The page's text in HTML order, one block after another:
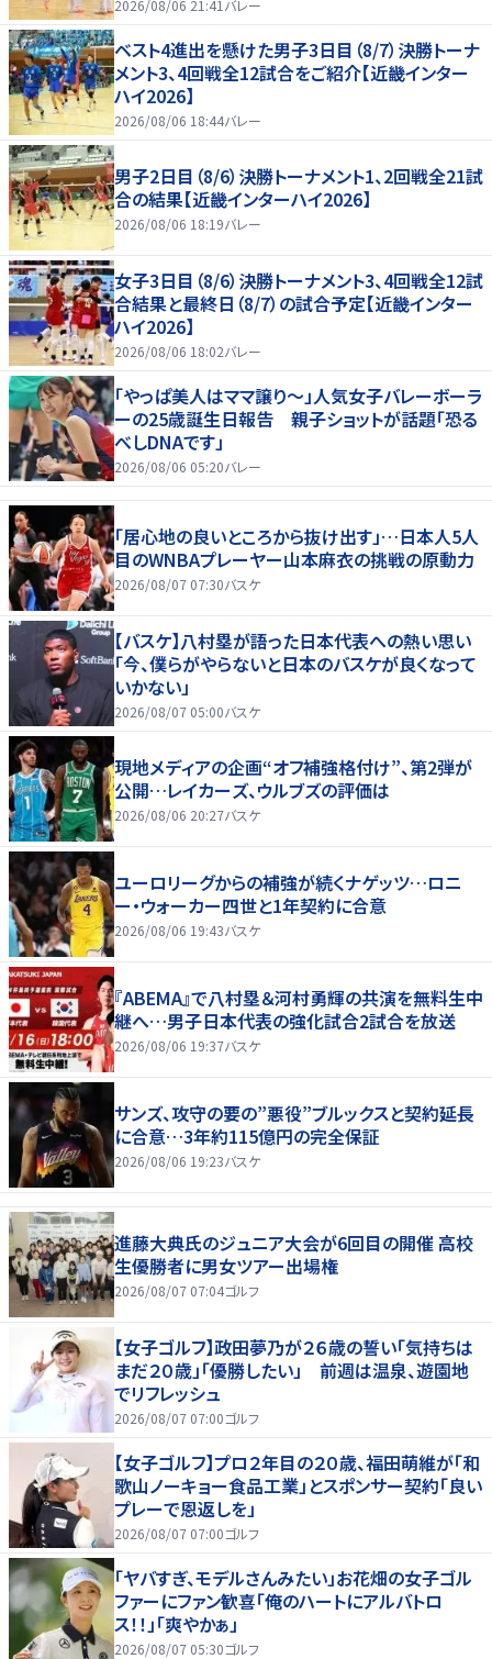
2026/08/06 21:41 バレー
ベスト4進出を懸けた男子3日目（8/7）決勝トーナ
メント3、4回戦全12試合をご紹介【近畿インター
ハイ2026】
2026/08/06 18:44バレー
男子2日目（8/6）決勝トーナメント1、2回戦全21試
合の結果【近畿インターハイ2026】
2026/08/06 18:19バレー
女子3日目（8/6）決勝トーナメント3、4回戦全12試
合結果と最終日（8/7）の試合予定【近畿インター
ハイ2026】
2026/08/06 18:02バレー
「やっぱ美人はママ譲り～」人気女子バレーボーラ
ーの25歳誕生日報告 親子ショットが話題「恐る
べしDNAです」
2026/08/06 05:20バレー
「居心地の良いところから抜け出す」…日本人5人
目のWNBAプレーヤー山本麻衣の挑戦の原動力
2026/08/07 07:30バスケ
【バスケ】八村塁が語った日本代表への熱い思い
「今、僕らがやらないと日本のバスケが良くなって
いかない」
2026/08/07 05:00バスケ
現地メディアの企画“オフ補強格付け”、第2弾が
公開…レイカーズ、ウルブズの評価は
2026/08/06 20:27バスケ
ユーロリーグからの補強が続くナゲッツ…ロニ
ー・ウォーカー四世と1年契約に合意
2026/08/06 19:43バスケ
『ABEMA』で八村塁＆河村勇輝の共演を無料生中
継へ…男子日本代表の強化試合2試合を放送
2026/08/06 19:37バスケ
サンズ、攻守の要の”悪役”ブルックスと契約延長
に合意…3年約115億円の完全保証
2026/08/06 19:23バスケ
進藤大典氏のジュニア大会が6回目の開催 高校
生優勝者に男女ツアー出場権
2026/08/07 07:04ゴルフ
【女子ゴルフ】政田夢乃が２６歳の誓い「気持ちは
まだ２０歳」「優勝したい」 前週は温泉、遊園地
でリフレッシュ
2026/08/07 07:00ゴルフ
【女子ゴルフ】プロ２年目の２０歳、福田萌維が「和
歌山ノーキョー食品工業」とスポンサー契約「良い
プレーで恩返しを」
2026/08/07 07:00ゴルフ
「ヤバすぎ、モデルさんみたい」お花畑の女子ゴル
ファーにファン歓喜「俺のハートにアルバトロ
ス！！」「爽やかぁ」
2026/08/07 05:30ゴルフ